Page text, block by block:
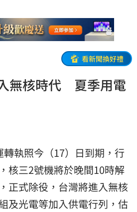
看新聞換好禮
無核時代 夏季用電
轉執照今（17）日到期，行
核三2號機將於晚間10時解
正式除役，台灣將進入無核
及光電等加入供電行列，估